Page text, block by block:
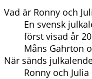
Vad är Ronny och
En svensk
först visad år
Måns Gahrton
När sänds
Ronny och